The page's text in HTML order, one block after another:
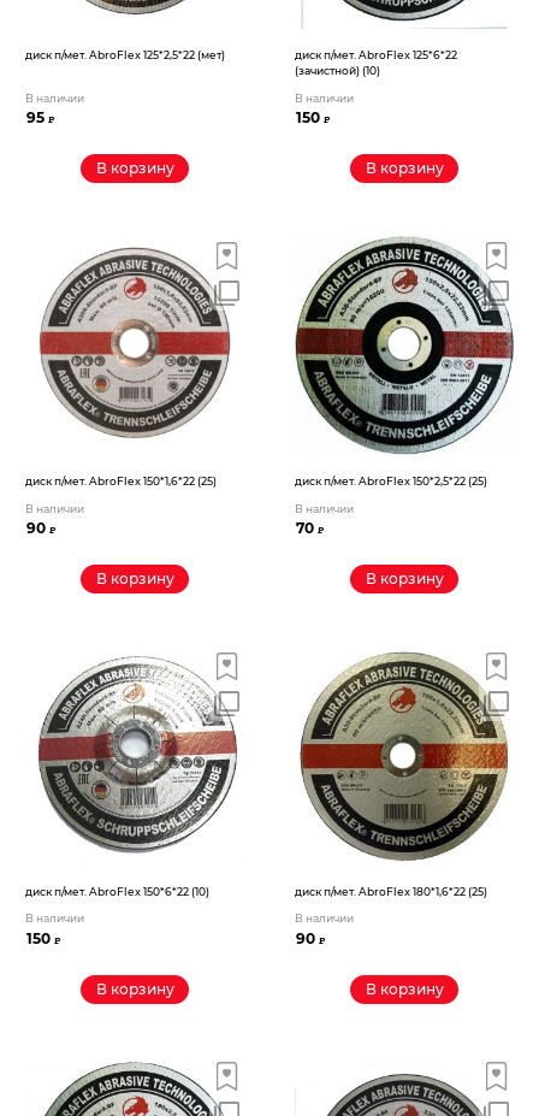
диск п/мет. AbroFlex 125*2,5*22 (мет)
В наличии
95₽
В корзину
диск п/мет. AbroFlex 125*6*22
(зачистной) (10)
В наличии
150₽
В корзину
диск п/мет. AbroFlex 150*1,6*22 (25)
В наличии
90₽
В корзину
диск п/мет. AbroFlex 150*2,5*22 (25)
В наличии
70₽
В корзину
диск п/мет. AbroFlex 150*6*22 (10)
В наличии
150₽
В корзину
диск п/мет. AbroFlex 180*1,6*22 (25)
В наличии
90₽
В корзину